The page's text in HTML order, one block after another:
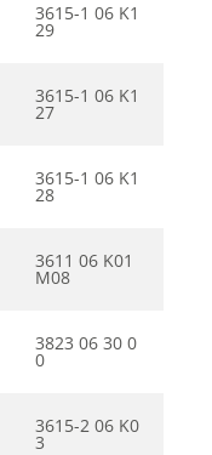
3615-1 06 K1
29
3615-1 06 K1
27
3615-1 06 K1
28
3611 06 K01
M08
3823 06 30 0
0
3615-2 06 K0
3